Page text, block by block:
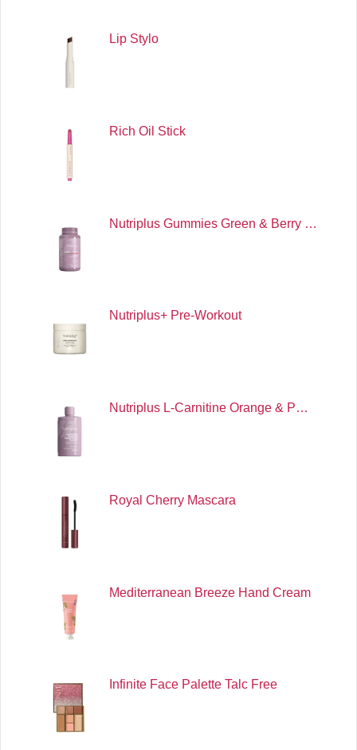
Lip Stylo
Rich Oil Stick
Nutriplus Gummies Green & Berry …
Nutriplus+ Pre-Workout
Nutriplus L-Carnitine Orange & P…
Royal Cherry Mascara
Mediterranean Breeze Hand Cream
Infinite Face Palette Talc Free